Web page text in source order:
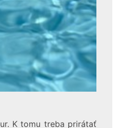
K tomu treba prirátať